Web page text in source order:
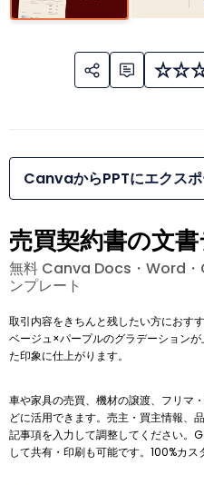
CanvaからPPTにエクス
売買契約書の文
無料 Canva Docs・Word・
ンプレート
取引内容をきちんと残したい方におす
ベージュ×パープルのグラデーション
た印象に仕上がります。
車や家具の売買、機材の譲渡、フリマ
どに活用できます。売主・買主情報、
記事項を入力して調整してください
して共有・印刷も可能です。100%カス